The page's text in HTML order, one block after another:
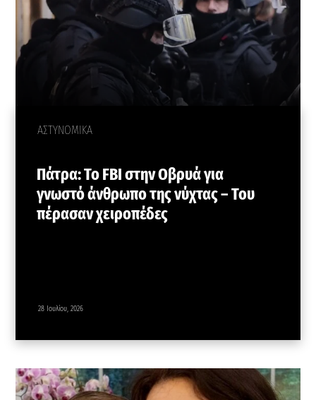
ΑΣΤΥΝΟΜΙΚΑ
Πάτρα: Το FBI στην Οβρυά για
γνωστό άνθρωπο της νύχτας – Του
πέρασαν χειροπέδες
28 Ιουλίου, 2026